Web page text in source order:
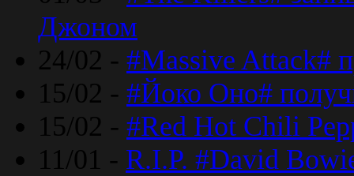
Джоном
24/02 - #Massive Attack#
15/02 - #Йоко Оно#
15/02 - #Red Hot Chili
11/01 - R.I.P. #David